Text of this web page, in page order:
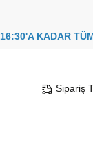
16:30'A KADAR
Sipariş